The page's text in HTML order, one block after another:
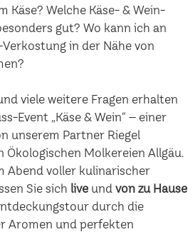
Käse? Welche Käse- & Wein-
gut? Wo kann ich an
in der Nähe von
viele weitere Fragen erhalten
Event „Käse & Wein“ – einer
unserem Partner Riegel
Ökologischen Molkereien Allgäu.
Abend voller kulinarischer
Sie sich live und von zu Hause
durch die
Aromen und perfekten